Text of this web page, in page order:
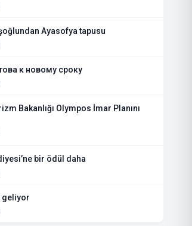
Ayasofya tapusu
к новому сроку
Bakanlığı Olympos İmar Planını
bir ödül daha
geliyor